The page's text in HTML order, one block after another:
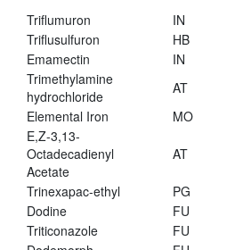
Triflumuron
IN
Triflusulfuron
HB
Emamectin
IN
Trimethylamine
hydrochloride
AT
Elemental Iron
MO
E,Z-3,13-
Octadecadienyl
Acetate
AT
Trinexapac-ethyl PG
Dodine
FU
Triticonazole
FU